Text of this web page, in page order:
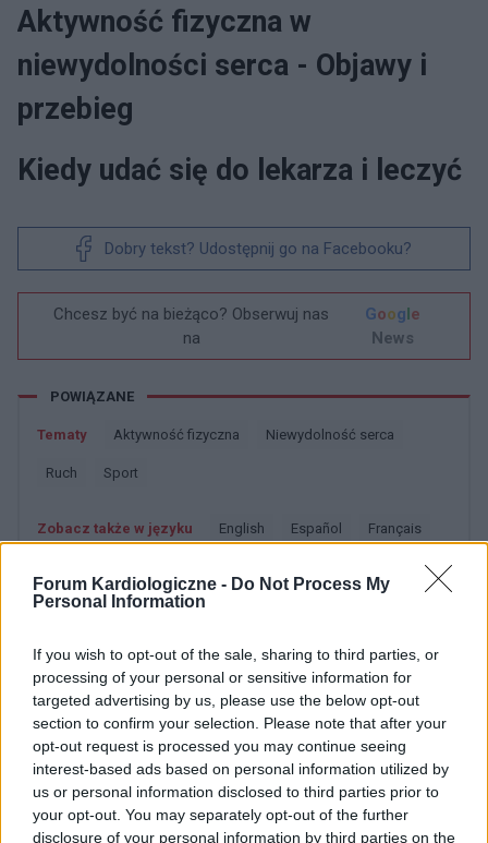
Forum Kardiologiczne - Do Not Process My
Personal Information
If you wish to opt-out of the sale, sharing to third parties, or
processing of your personal or sensitive information for
targeted advertising by us, please use the below opt-out
section to confirm your selection. Please note that after your
opt-out request is processed you may continue seeing
interest-based ads based on personal information utilized by
us or personal information disclosed to third parties prior to
your opt-out. You may separately opt-out of the further
disclosure of your personal information by third parties on the
Aktywność fizyczna w
niewydolności serca - Objawy i
przebieg
Kiedy udać się do lekarza i leczyć
Dobry tekst? Udostępnij go na Facebooku?
Chcesz być na bieżąco? Obserwuj nas
na
Google
News
POWIĄZANE
Tematy Aktywność fizyczna Niewydolność serca
Ruch Sport
Zobacz także w języku english español français
Źródła tekstu
Kardiologia. Podręcznik oparty na zasadach EBM, Medycyna
Praktyczna 2010, pod red. A Szczeklika i M. Tandery Wytyczne
ESH/ESC dotyczące postępowania w niewydolności serca w
2012 roku